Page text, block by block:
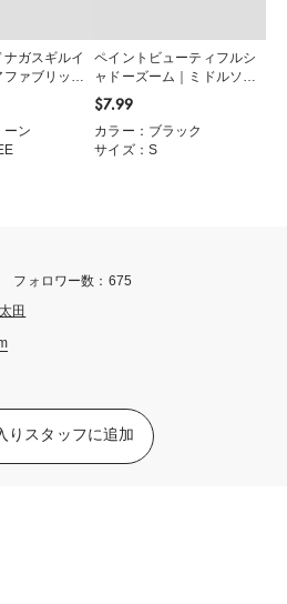
ガスギルイ
ァブリック
ーン
ペイントビューティフルシ
ャドーズーム｜ミドルソッ
クス
$‌7.99
カラー：ブラック
サイズ：S
フォロワー数：675
田
りスタッフに追加